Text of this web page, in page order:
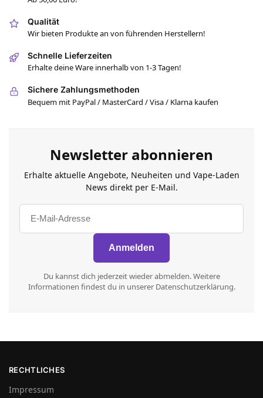
Qualität
Wir bieten Produkte an von führenden Herstellern!
Schnelle Lieferzeiten
Erhalte deine Ware innerhalb von 1-3 Tagen!
Sichere Zahlungsmethoden
Bequem mit PayPal / MasterCard / Visa / Klarna kaufen
Newsletter abonnieren
Erhalte aktuelle Angebote, Neuheiten und Vape-Laden
News direkt per E-Mail.
Du kannst dich jederzeit wieder abmelden. Weitere
Informationen findest du in unserer Datenschutzerklärung.
RECHTLICHES
Impressum